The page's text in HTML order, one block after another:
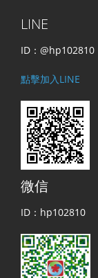
LINE
ID：@hp102810
點擊加入LINE
微信
ID：hp102810